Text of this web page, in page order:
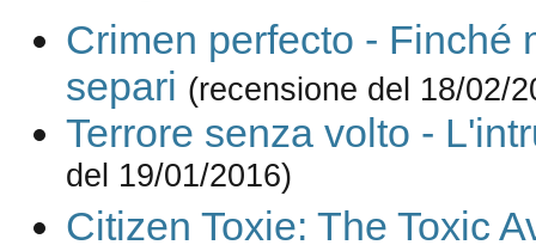
Crimen perfecto - Finché
separi (recensione del 18/02/
Terrore senza volto -
del 19/01/2016)
Citizen Toxie: The Toxic